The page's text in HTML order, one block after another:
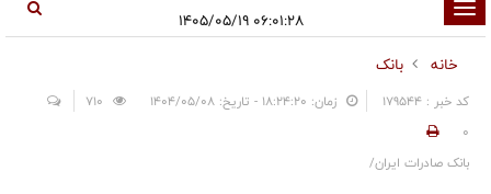
تغییر
وضعیت
ناوبری
۰۶:۰۱:۲۸ ۱۴۰۵/۰۵/۱۹
خانه
بانک
کد خبر : 179544 زمان: ۱۸:۲۴:۲۰ - تاریخ: ۱۴۰۴/۰۵/۰۸
0
بانک صادرات ایران/